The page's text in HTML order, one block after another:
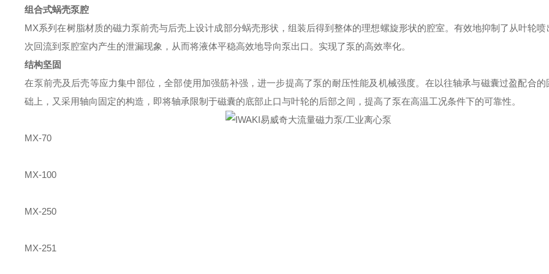
组合式蜗壳泵腔
MX系列在树脂材质的磁力泵前壳与后壳上设计成部分蜗壳形状，组装后得到整体的理想螺旋形状的腔室。有效地抑制了从叶轮喷
次回流到泵腔室内产生的泄漏现象，从而将液体平稳高效地导向泵出口。实现了泵的高效率化。
结构坚固
在泵前壳及后壳等应力集中部位，全部使用加强筋补强，进一步提高了泵的耐压性能及机械强度。在以往轴承与磁囊过盈配合的
础上，又采用轴向固定的构造，即将轴承限制于磁囊的底部止口与叶轮的后部之间，提高了泵在高温工况条件下的可靠性。
MX-70
MX-100
MX-250
MX-251